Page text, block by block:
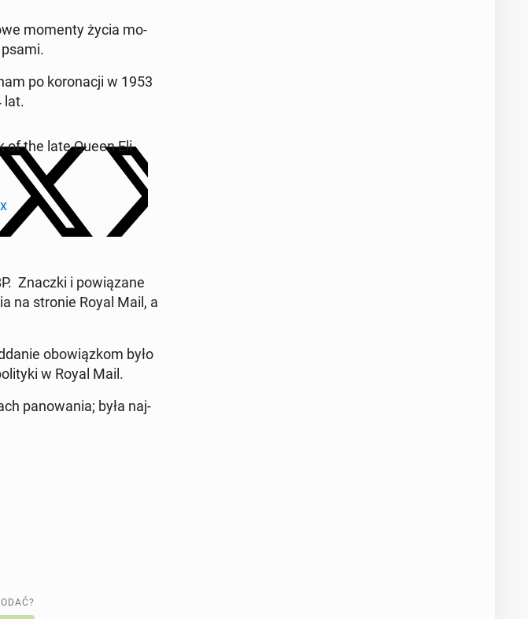
momenty życia mo­
po ko­ro­na­cji w 1953
lat.
of the late Queen Eli­
Znaczki i po­wią­za­ne
na stronie Royal Mail, a
obo­wiąz­kom było
w Royal Mail.
pa­no­wa­nia; była naj­